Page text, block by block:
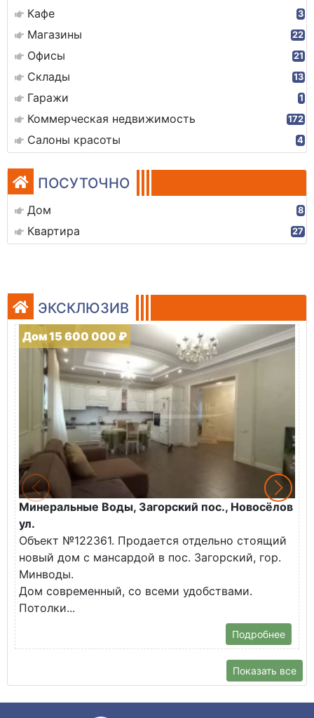
Кафе 3
Магазины 22
Офисы 21
Склады 13
Гаражи 1
Коммерческая недвижимость 172
Салоны красоты 4
ПОСУТОЧНО
Дом 8
Квартира 27
ЭКСКЛЮЗИВ
Дом 15 600 000 ₽
Минеральные Воды, Загорский пос., Новосёлов
ул.
Объект №122361. Продается отдельно стоящий
новый дом с мансардой в пос. Загорский, гор.
Минводы.
Дом современный, со всеми удобствами.
Потолки...
Подробнее
Показать все